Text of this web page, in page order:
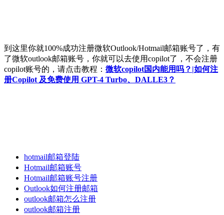
到这里你就100%成功注册微软Outlook/Hotmail邮箱账号了，有
了微软outlook邮箱账号，你就可以去使用copilot了，不会注册
copilot账号的，请点击教程： 微软copilot国内能用吗？|如何注
册Copilot 及免费使用 GPT-4 Turbo、DALLE3？
hotmail邮箱登陆
Hotmail邮箱账号
Hotmail邮箱账号注册
Outlook如何注册邮箱
outlook邮箱怎么注册
outlook邮箱注册